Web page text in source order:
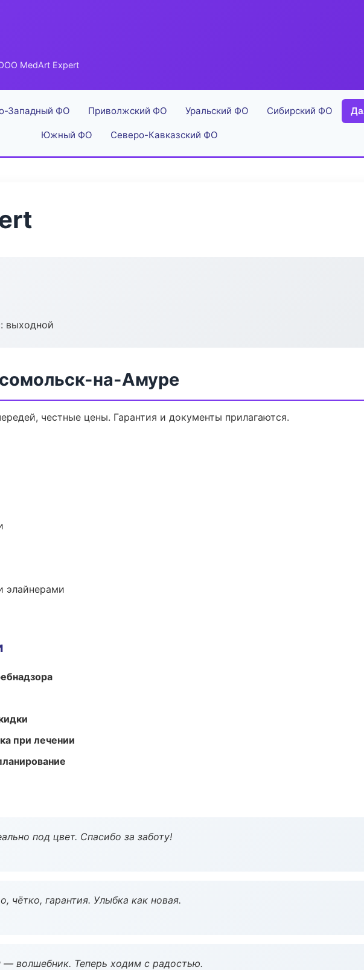
MedArt Expert
Западный ФО Приволжский ФО Уральский ФО Сибирский ФО
Южный ФО Северо-Кавказский ФО
выходной
на-Амуре
честные цены. Гарантия и документы прилагаются.
элайнерами
при лечении
под цвет. Спасибо за заботу!
чётко, гарантия. Улыбка как новая.
— волшебник. Теперь ходим с радостью.